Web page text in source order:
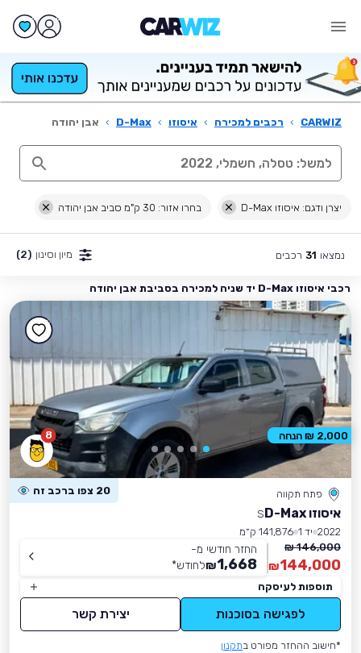
CARWIZ
› רכבים למכירה › איסוזו ›
D-Max
› אבן יהודה
יצרן ודגם: איסוזו D-Max בחרו אזור: 30 ק"מ סביב אבן יהודה
נמצאו 31 רכבים מיון וסינון (2)
רכבי איסוזו D-Max יד שניה למכירה בסביבת אבן יהודה
8
פתח תקווה 20 צפו ברכב זה
איסוזו D-Max
S
2022 יד 1
141,876 ק״מ
146,000 ₪
144,000
₪
החזר חודשי מ-
1,668
₪לחודש*
תוספות לעיסקה
לפגישה בסוכנות יצירת קשר
*חישוב ההחזר מפורט בתקנון
2,000 ₪ הנחה